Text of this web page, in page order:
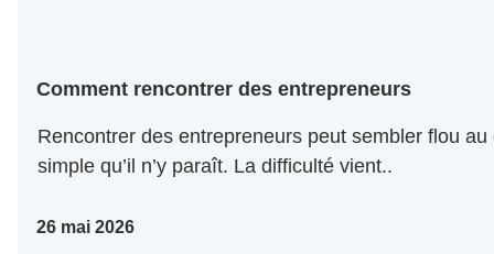
Comment rencontrer des entrepreneurs
Rencontrer des entrepreneurs peut sembler flou
simple qu’il n’y paraît. La difficulté vient..
26 mai 2026